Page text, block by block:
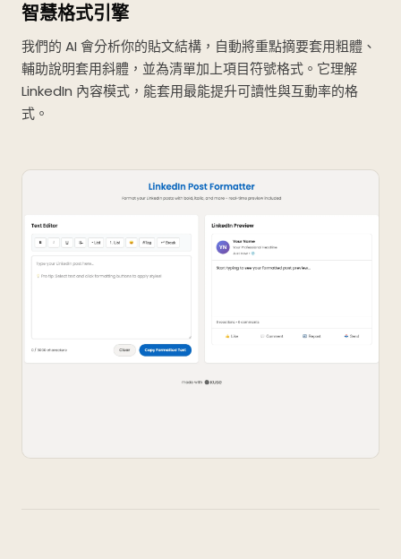
智慧格式引擎
我們的 AI 會分析你的貼文結構，自動將重點摘要套用粗體、
輔助說明套用斜體，並為清單加上項目符號格式。它理解
LinkedIn 內容模式，能套用最能提升可讀性與互動率的格
式。